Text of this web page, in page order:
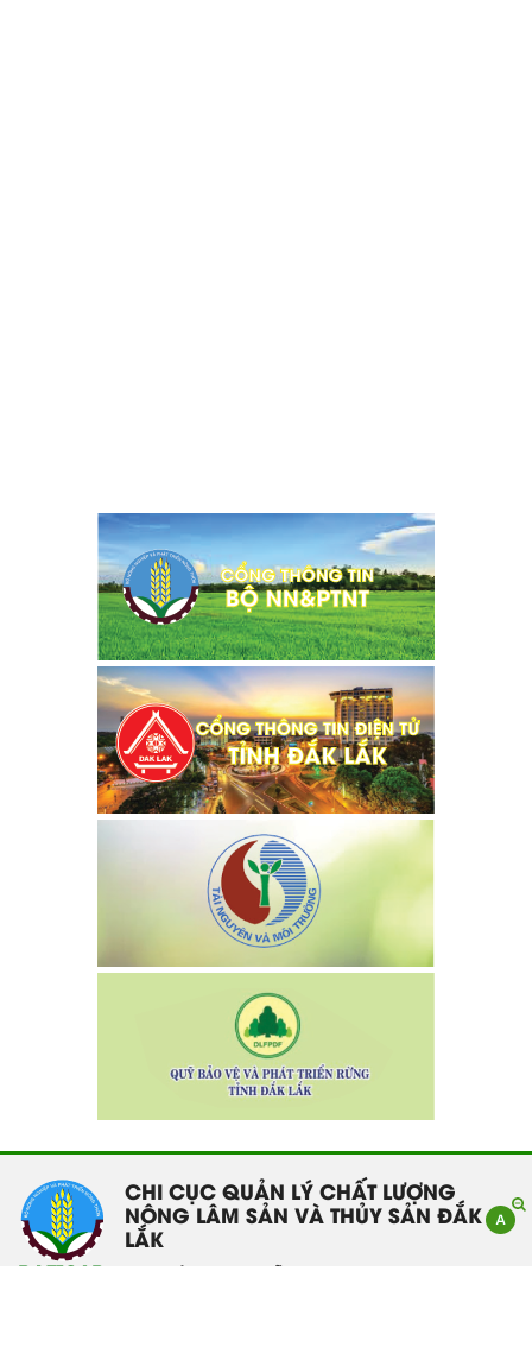
CHI CỤC QUẢN LÝ CHẤT LƯỢNG
NÔNG LÂM SẢN VÀ THỦY SẢN ĐẮK
LẮK
Địa chỉ: 141 Nguyễn Văn Linh - Phường Tân